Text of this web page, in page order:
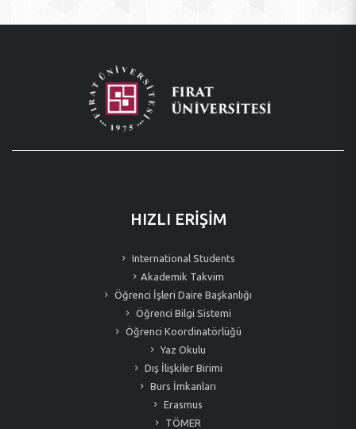
HIZLI ERİŞİM
International Students
Akademik Takvim
Öğrenci İşleri Daire Başkanlığı
Öğrenci Bilgi Sistemi
Öğrenci Koordinatörlüğü
Yaz Okulu
Dış İlişkiler Birimi
Burs İmkanları
Erasmus
TÖMER